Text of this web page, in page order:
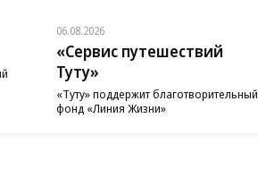
06.08.2026
«Сервис путешествий
Туту»
«Туту» поддержит благотворительный
фонд «Линия Жизни»